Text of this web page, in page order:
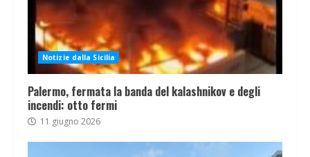
Notizie dalla Sicilia
Palermo, fermata la banda del kalashnikov e degli
incendi: otto fermi
11 giugno 2026